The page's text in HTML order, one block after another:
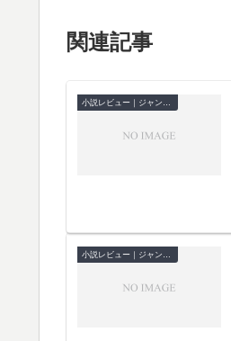
関連記事
小説レビュー｜ジャンル別